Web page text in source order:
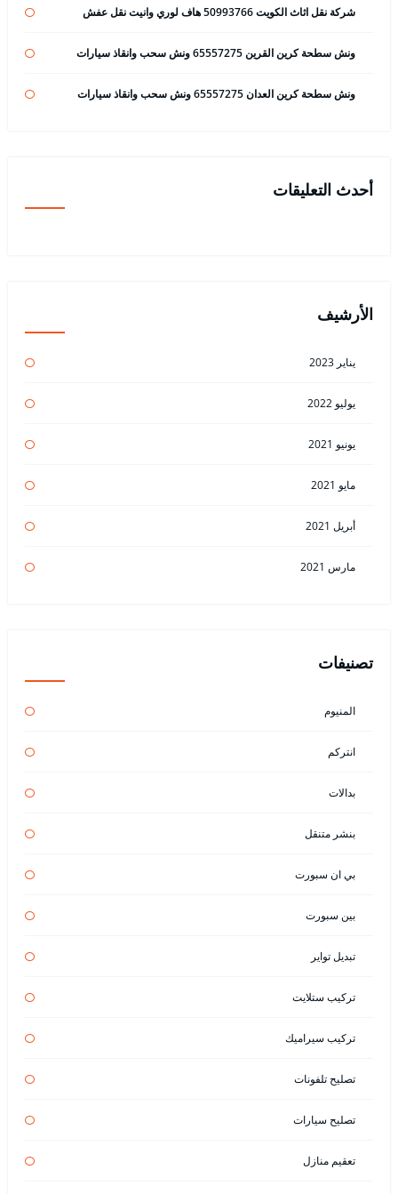
شركة نقل اثاث الكويت 50993766 هاف لوري وانيت نقل عفش
ونش سطحة كرين القرين 65557275 ونش سحب وانقاذ سيارات
ونش سطحة كرين العدان 65557275 ونش سحب وانقاذ سيارات
أحدث التعليقات
الأرشيف
يناير 2023
يوليو 2022
يونيو 2021
مايو 2021
أبريل 2021
مارس 2021
تصنيفات
المنيوم
انتركم
بدالات
بنشر متنقل
بي ان سبورت
بين سبورت
تبديل تواير
تركيب ستلايت
تركيب سيراميك
تصليح تلفونات
تصليح سيارات
تعقيم منازل